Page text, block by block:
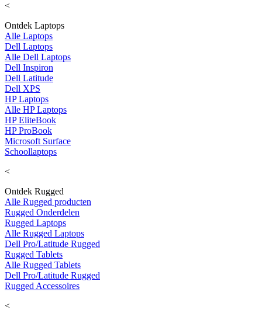
<
Ontdek Laptops
Alle Laptops
Dell Laptops
Alle Dell Laptops
Dell Inspiron
Dell Latitude
Dell XPS
HP Laptops
Alle HP Laptops
HP EliteBook
HP ProBook
Microsoft Surface
Schoollaptops
<
Ontdek Rugged
Alle Rugged producten
Rugged Onderdelen
Rugged Laptops
Alle Rugged Laptops
Dell Pro/Latitude Rugged
Rugged Tablets
Alle Rugged Tablets
Dell Pro/Latitude Rugged
Rugged Accessoires
<